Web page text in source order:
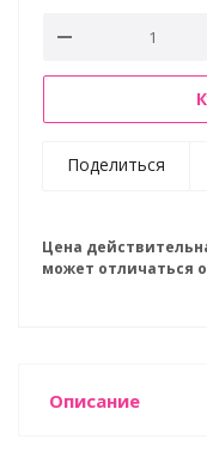
Поделиться
Цена
может отличаться
Описание